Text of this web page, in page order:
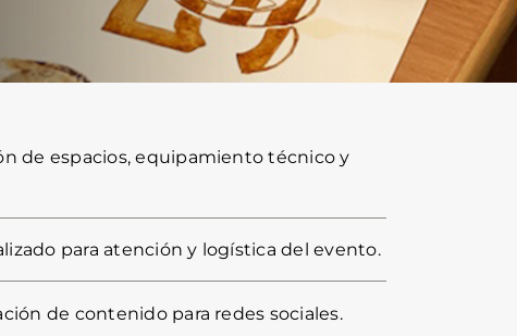
de espacios, equipamiento técnico y
para atención y logística del evento.
de contenido para redes sociales.